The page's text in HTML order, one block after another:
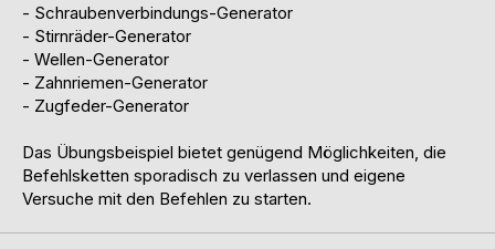
- Schraubenverbindungs-Generator
- Stirnräder-Generator
- Wellen-Generator
- Zahnriemen-Generator
- Zugfeder-Generator
Das Übungsbeispiel bietet genügend Möglichkeiten, die
Befehlsketten sporadisch zu verlassen und eigene
Versuche mit den Befehlen zu starten.